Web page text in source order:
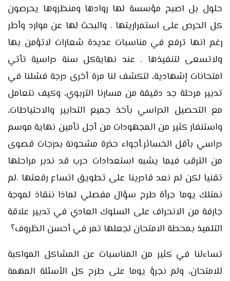
حلول بل اصبح مؤسسة لها روادها ومنظروها يحرصون
كل الحرص على استمراريتها . والبحث لها عن موارد وأطر
رغم انها ترفع في مناسبات عديدة شعارات لاتؤمن بها
ولاتسعى لتنفيذها . عند نهايةكل سنة دراسية تأتي
امتحانات إشهادية، لتكشف لنا مرة أخرى درجة فشلنا في
تدبير مرحلة جد دقيقة من مسارنا التربوي، وكيف نتعامل
مع التحصيل الدراسي بأخذ جميع التدابير والاحتياطات،
واستنفار كثير من المجهودات من أجل تأمين نهاية موسم
دراسي بأقل الخسائر.أجواء حذرة مشحونة بدرجات قصوى
من الترقب فيما يشبه استعدادات حرب قد ندبر مراحلها
تقنيا لكن لم نعد قادرينا على تطويق اتساع رقعتها .لم
نمتلك يوما جرأة طرح سؤال مفصلي لماذا ننقاذ لموجة
جارفة من الانحراف على السلوك العادي في تدبير علاقة
التلميذ بمحطة الامتحان لجعلها تمر في أحسن الظروف؟
تساءلنا في كثير من المناسبات عن المشاكل المواكبة
للامتحان، ولم نجرؤ يوما على طرح كل الأسئلة المهمة